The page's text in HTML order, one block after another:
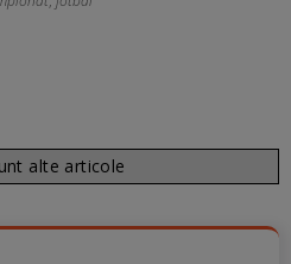
alte articole